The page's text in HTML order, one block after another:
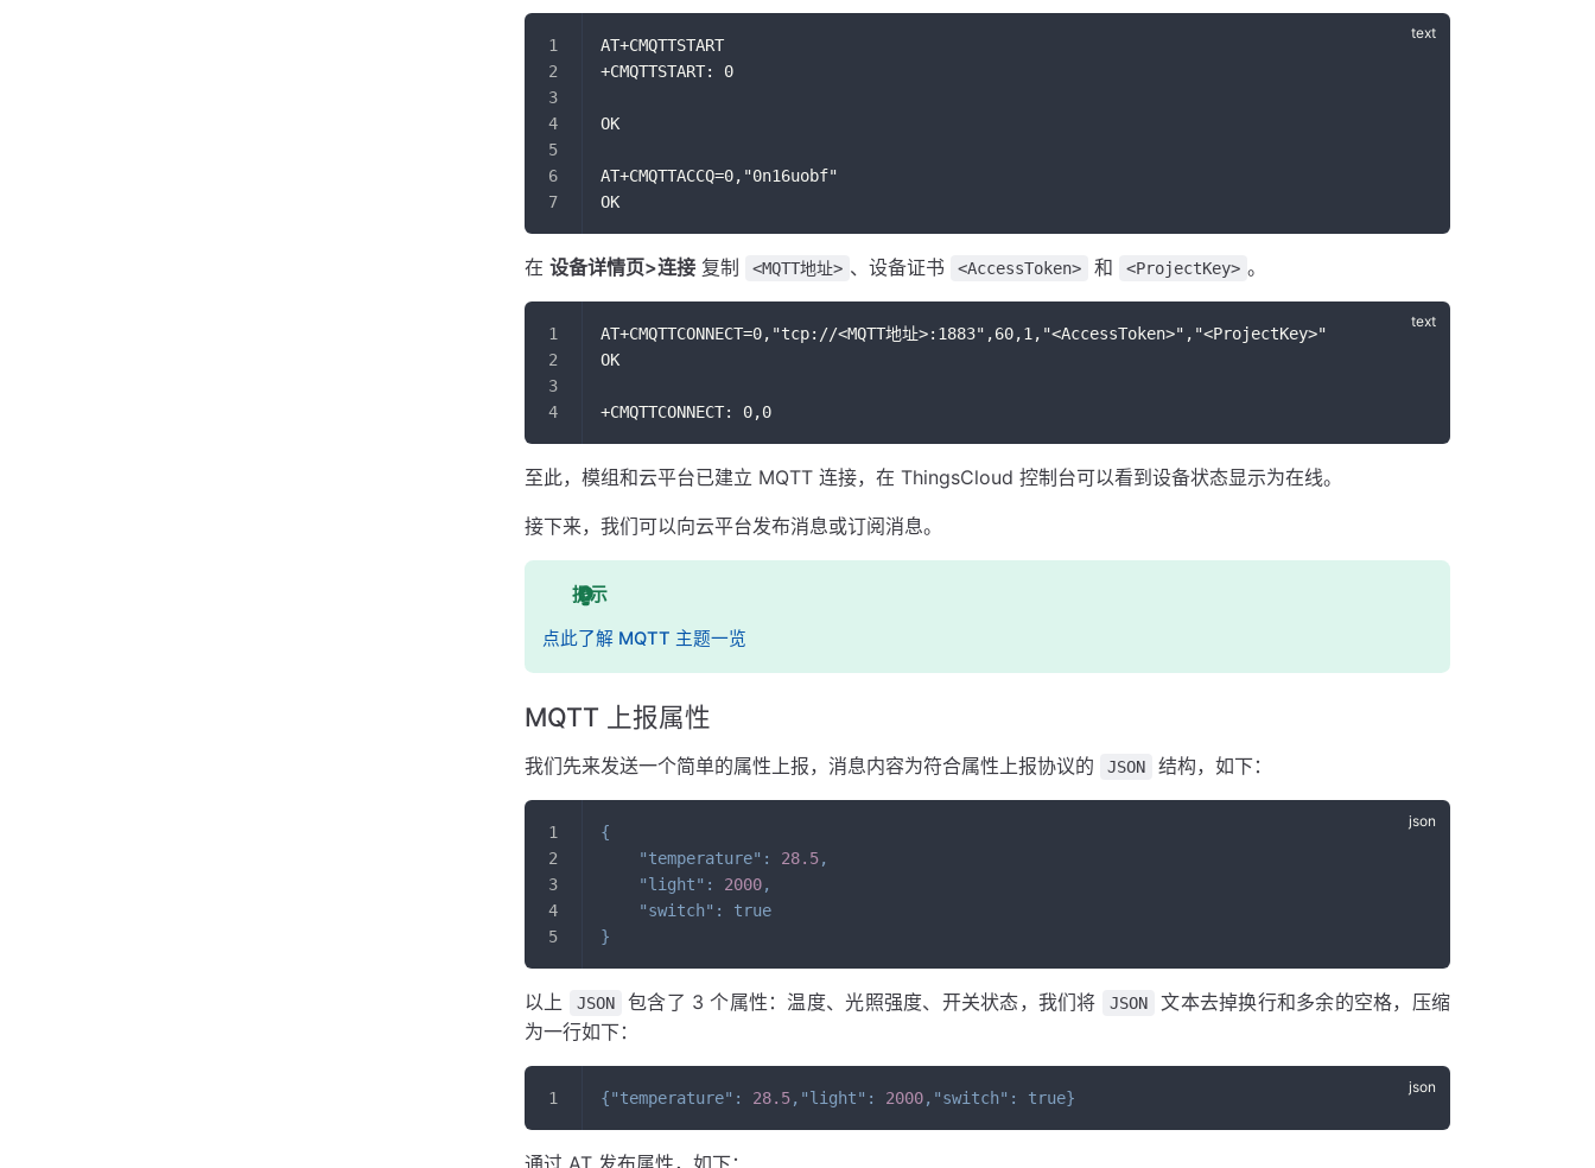
AT+CMQTTSTART
+CMQTTSTART: 0
OK
AT+CMQTTACCQ=0,"0n16uobf"
OK
在 设备详情页>连接 复制 <MQTT地址> 、设备证书 <AccessToken> 和 <ProjectKey> 。
AT+CMQTTCONNECT=0,"tcp://<MQTT地址>:1883",60,1,"<AccessToken>","<ProjectKey>"
OK
+CMQTTCONNECT: 0,0
至此，模组和云平台已建立 MQTT 连接，在 ThingsCloud 控制台可以看到设备状态显示为在线。
接下来，我们可以向云平台发布消息或订阅消息。
提示
点此了解 MQTT 主题一览
MQTT 上报属性
我们先来发送一个简单的属性上报，消息内容为符合属性上报协议的 JSON 结构，如下：
{
"temperature" : 28.5,
"light" : 2000,
"switch" :
true
}
以上 JSON 包含了 3 个属性：温度、光照强度、开关状态，我们将 JSON
文本去掉换行和多余的空格，压缩
为一行如下：
{"temperature" : 28.5, "light" : 2000, "switch" : true}